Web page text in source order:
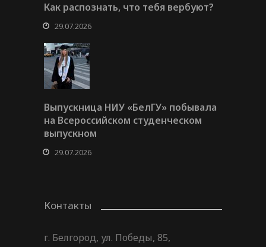
Как распознать, что тебя вербуют?
29.07.2026
Выпускница НИУ «БелГУ» побывала
на Всероссийском студенческом
выпускном
29.07.2026
Контакты
г. Белгород, ул. Победы, 85,